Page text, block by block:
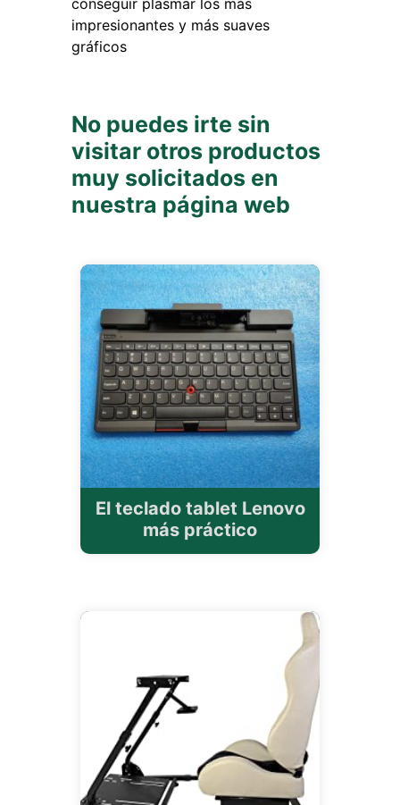
conseguir plasmar los más
impresionantes y más suaves
gráficos
No puedes irte sin
visitar otros productos
muy solicitados en
nuestra página web
El teclado tablet Lenovo
más práctico